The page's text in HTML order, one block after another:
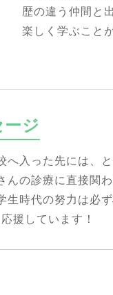
歴の違う仲間と
楽しく学ぶこと
ジ
入った先には、
の診療に直接関
時代の努力は必
援しています！